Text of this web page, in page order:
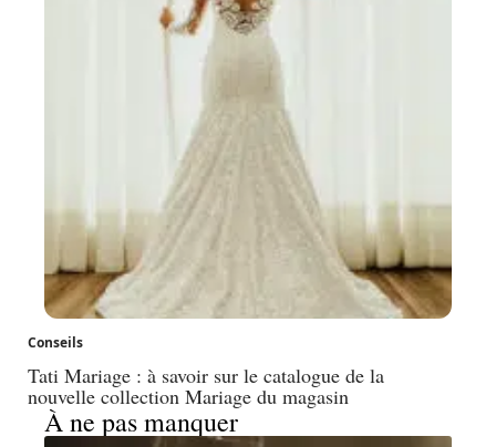
Conseils
Tati Mariage : à savoir sur le catalogue de la
nouvelle collection Mariage du magasin
À ne pas manquer